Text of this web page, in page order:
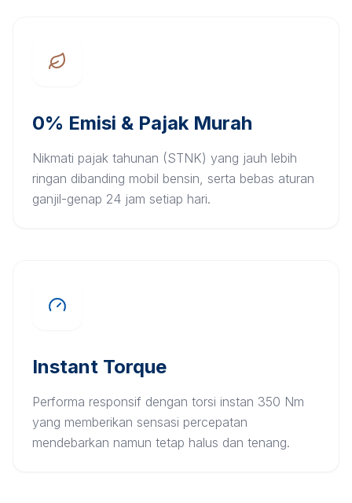
0% Emisi & Pajak Murah
Nikmati pajak tahunan (STNK) yang jauh lebih
ringan dibanding mobil bensin, serta bebas aturan
ganjil-genap 24 jam setiap hari.
Instant Torque
Performa responsif dengan torsi instan 350 Nm
yang memberikan sensasi percepatan
mendebarkan namun tetap halus dan tenang.